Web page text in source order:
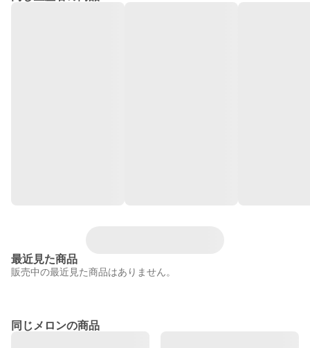
最近見た商品
販売中の最近見た商品はありません。
同じメロンの商品